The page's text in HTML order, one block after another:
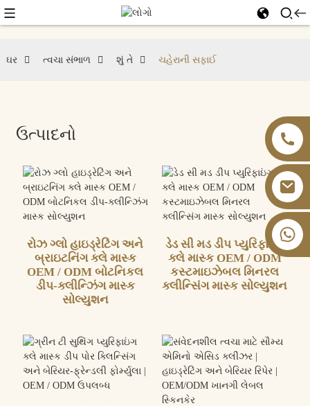
ઘર ત્વચા સંભાળ શું તે ચહેરાની સફાઈ
ઉત્પાદનો
રોઝ ગ્લો હાઇડ્રેટિંગ અને
બ્રાઇટનિંગ ક્લે માસ્ક
OEM / ODM બોટનિકલ
ડીપ-ક્લીન્ઝિંગ માસ્ક
સોલ્યુશન
ડેડ સી મડ ડીપ પ્યુરિફાઇંગ
ક્લે માસ્ક OEM / ODM
કસ્ટમાઇઝેબલ મિનરલ
ક્લીન્સિંગ માસ્ક સોલ્યુશન